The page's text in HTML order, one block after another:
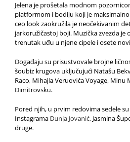
Jelena je prošetala modnom
platformom i bodiju koji je
ceo look zaokružila je neočekivanim
jarkoružičastoj boji. Muzička zvezda je
trenutak uđu u njene cipele i osete
Događaju su prisustvovale brojne
šoubiz krugova uključujući Natašu
Raco, Mihajla Veruovića Voyage, Minu
Dimitrovsku.
Pored njih, u prvim redovima sedele
Instagrama Dunja Jovanić, Jasmina
druge.